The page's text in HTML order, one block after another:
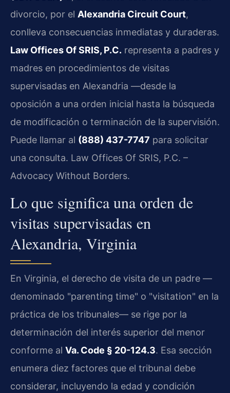
divorcio, por el Alexandria Circuit Court,
conlleva consecuencias inmediatas y duraderas.
Law Offices Of SRIS, P.C. representa a padres y
madres en procedimientos de visitas
supervisadas en Alexandria —desde la
oposición a una orden inicial hasta la búsqueda
de modificación o terminación de la supervisión.
Puede llamar al (888) 437-7747 para solicitar
una consulta. Law Offices Of SRIS, P.C. –
Advocacy Without Borders.
Lo que significa una orden de
visitas supervisadas en
Alexandria, Virginia
En Virginia, el derecho de visita de un padre —
denominado "parenting time" o "visitation" en la
práctica de los tribunales— se rige por la
determinación del interés superior del menor
conforme al Va. Code § 20-124.3. Esa sección
enumera diez factores que el tribunal debe
considerar, incluyendo la edad y condición